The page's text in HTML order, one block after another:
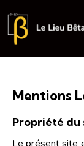
Mentions
Propriété du